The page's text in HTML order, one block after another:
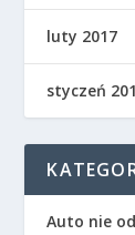
luty 2017
styczeń
Auto nie